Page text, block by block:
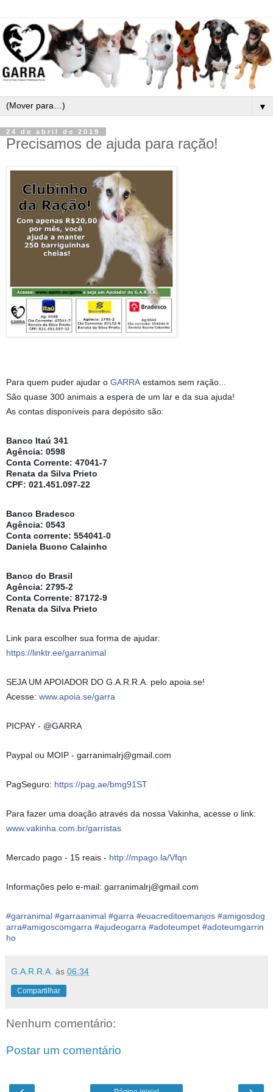
▼
24 de abril de 2019
Precisamos de ajuda para ração!
Para quem puder ajudar o GARRAestamos sem ração...
São quase 300 animais a espera de um lar e da sua ajuda!
As contas disponíveis para depósito são:
Banco Itaú 341
Agência: 0598
Conta Corrente: 47041-7
Renata da Silva Prieto
CPF: 021.451.097-22
Banco Bradesco
Agência: 0543
Conta corrente: 554041-0
Daniela Buono Calainho
Banco do Brasil
Agência: 2795-2
Conta Corrente: 87172-9
Renata da Silva Prieto
Link para escolher sua forma de ajudar:
https://linktr.ee/garranimal
SEJA UM APOIADOR DO G.A.R.R.A. pelo apoia.se!
Acesse: www.apoia.se/garra
PICPAY - @GARRA
Paypal ou MOIP - garranimalrj@gmail.com
PagSeguro: https://pag.ae/bmg91ST
Para fazer uma doação através da nossa Vakinha, acesse o link:
www.vakinha.com.br/garristas
Mercado pago - 15 reais - http://mpago.la/Vfqn
Informações pelo e-mail: garranimalrj@gmail.com
#garranimal #garraanimal #garra #euacreditoemanjos #amigosdog
arra#amigoscomgarra #ajudeogarra #adoteumpet #adoteumgarrin
ho
G.A.R.R.A. às 06:34
Compartilhar
Nenhum comentário:
Postar um comentário